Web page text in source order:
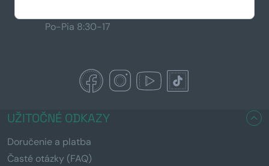
Po-Pia 8:30-17
UŽITOČNÉ ODKAZY
Doručenie a platba
Časté otázky (FAQ)